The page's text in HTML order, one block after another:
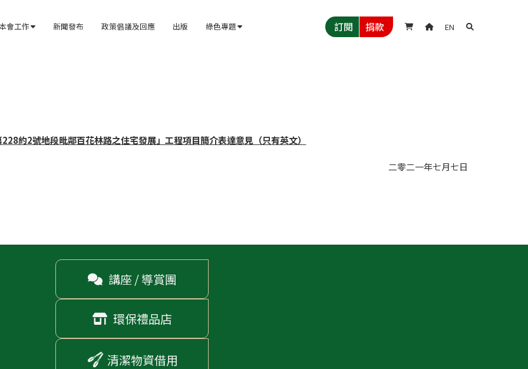
會工作  新聞發布 政策倡議及回應 出版 綠色專題  訂閱 捐款   EN 
約2號地段毗鄰百花林路之住宅發展」工程項目簡介表達意見（只有英文）
二零二一年七月七日
 講座 / 導賞團
 環保禮品店
清潔物資借用